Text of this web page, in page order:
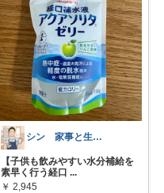
シン 家事と生活の便利グッズ
【子供も飲みやすい水分補給を
素早く行う経口 ...
￥ 2,945